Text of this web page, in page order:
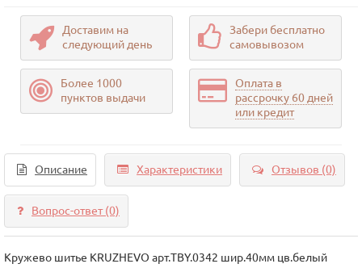
Доставим на
следующий день
Забери бесплатно
самовывозом
Более 1000
пунктов выдачи
Оплата в
рассрочку 60 дней
или кредит
Описание Характеристики Отзывов (0)
Вопрос-ответ(0)
Кружево шитье KRUZHEVO арт.TBY.0342 шир.40мм цв.белый